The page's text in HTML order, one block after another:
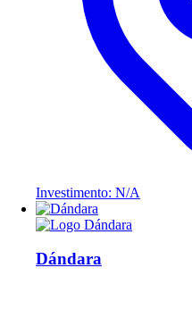
Investimento: N/A
Dándara